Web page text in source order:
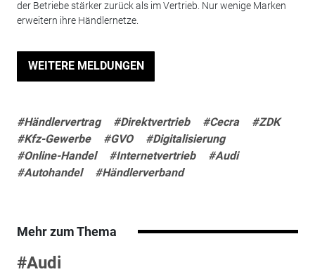
der Betriebe stärker zurück als im Vertrieb. Nur wenige Marken
erweitern ihre Händlernetze.
WEITERE MELDUNGEN
#Händlervertrag #Direktvertrieb #Cecra
#ZDK
#Kfz-Gewerbe
#GVO
#Digitalisierung
#Online-Handel
#Internetvertrieb
#Audi
#Autohandel
#Händlerverband
Mehr zum Thema
#Audi